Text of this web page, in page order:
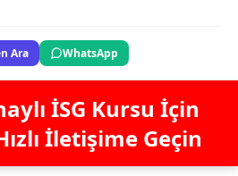
Ara WhatsApp
İSG Kursu İçin
İletişime Geçin